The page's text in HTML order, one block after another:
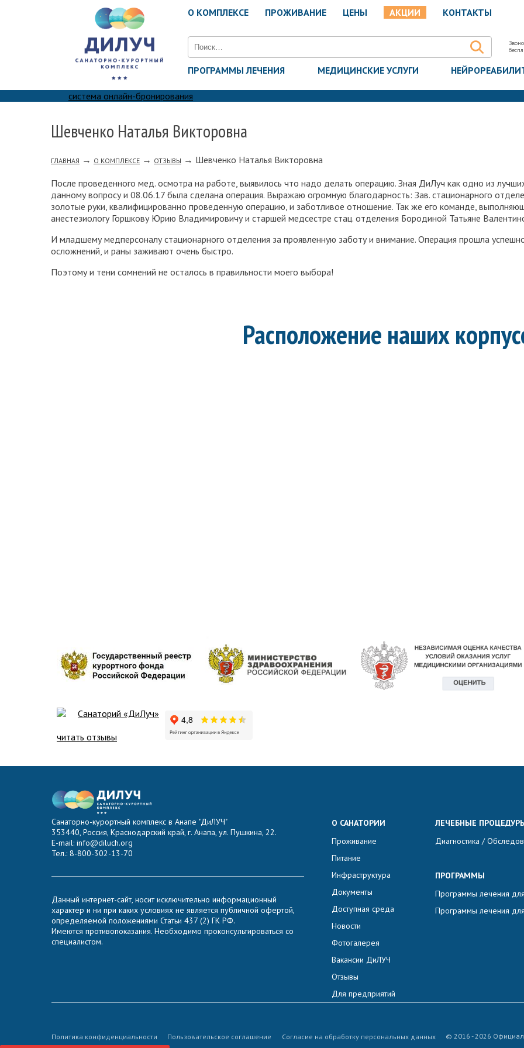
О КОМПЛЕКСЕ ПРОЖИВАНИЕ ЦЕНЫ АКЦИИ КОНТАКТЫ
Найти:
ПРОГРАММЫ ЛЕЧЕНИЯ МЕДИЦИНСКИЕ УСЛУГИ
система онлайн-бронирования
Шевченко Наталья Викторовна
ГЛАВНАЯ → О КОМПЛЕКСЕ → ОТЗЫВЫ → Шевченко Наталья Викторовна
После проведенного мед. осмотра на работе, выявилось что надо делать операцию. Зная ДиЛуч как одно из
данному вопросу и 08.06.17 была сделана операция. Выражаю огромную благодарность: Зав. стационарного
золотые руки, квалифицированно проведенную операцию, и заботливое отношение. Так же его команде,
анестезиологу Горшкову Юрию Владимировичу и старшей медсестре стац. отделения Бородиной Татьяне
И младшему медперсоналу стационарного отделения за проявленную заботу и внимание. Операция прошла
осложнений, и раны заживают очень быстро.
Поэтому и тени сомнений не осталось в правильности моего выбора!
Расположение наших
Санаторий «ДиЛуч»
читать отзывы
Санаторно-курортный комплекс в Анапе "ДиЛУЧ"
353440, Россия, Краснодарский край, г. Анапа, ул. Пушкина, 22.
E-mail: info@diluch.org
Тел.: 8-800-302-13-70
Данный интернет-сайт, носит исключительно информационный
характер и ни при каких условиях не является публичной офертой,
определяемой положениями Статьи 437 (2) ГК РФ.
Имеются противопоказания. Необходимо проконсультироваться со
специалистом.
О САНАТОРИИ
Проживание
Питание
Инфраструктура
Документы
Доступная среда
Новости
Фотогалерея
Вакансии ДиЛУЧ
Отзывы
Для предприятий
ЛЕЧЕБНЫЕ
Диагностика /
ПРОГРАММЫ
Программы лечения
Программы лечения
Политика конфиденциальности Пользовательское соглашение Согласие на обработку персональных данных © 2016 - 2026